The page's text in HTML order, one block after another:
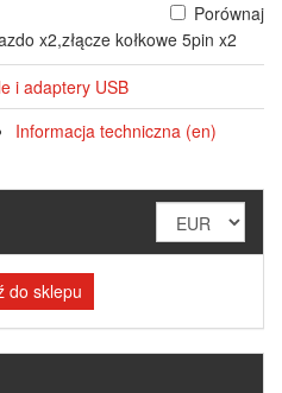
Porównaj
x2,złącze kołkowe 5pin x2
i adaptery USB
Informacja techniczna (en)
do sklepu